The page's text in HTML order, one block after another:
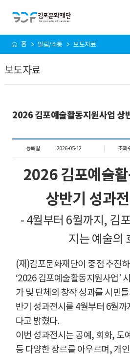
사
이
맵
홈 알림/소통 보도자료
보도자료
2026 김포예술활동지원사업 상
등록일 2026-05-12 조회
2026김포예술
상반기 성과
- 4월부터 6월까지, 김
지는 예술의
(재)김포문화재단이 중점 추진
‘2026김포예술활동지원사업’
가 및 단체의 창작 성과를 시민
반기 성과전시를4월부터 6월까
다고 밝혔다.
이번 성과전시는 공예 , 회화, 도예
등 다양한 장르를 아우르며 , 개